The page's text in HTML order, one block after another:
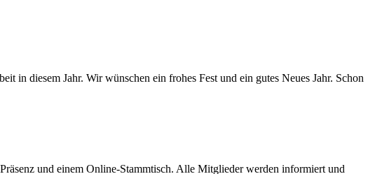
in diesem Jahr. Wir wünschen ein frohes Fest und ein gutes Neues Jahr. Schon
und einem Online-Stammtisch. Alle Mitglieder werden informiert und